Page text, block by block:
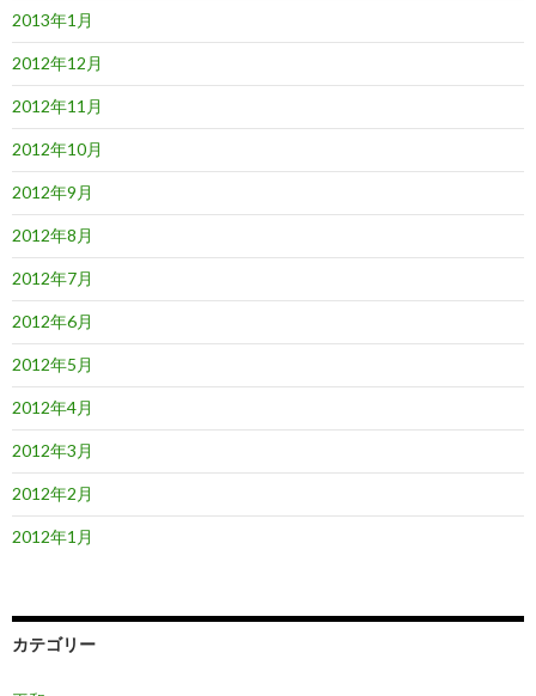
2013年1月
2012年12月
2012年11月
2012年10月
2012年9月
2012年8月
2012年7月
2012年6月
2012年5月
2012年4月
2012年3月
2012年2月
2012年1月
カテゴリー